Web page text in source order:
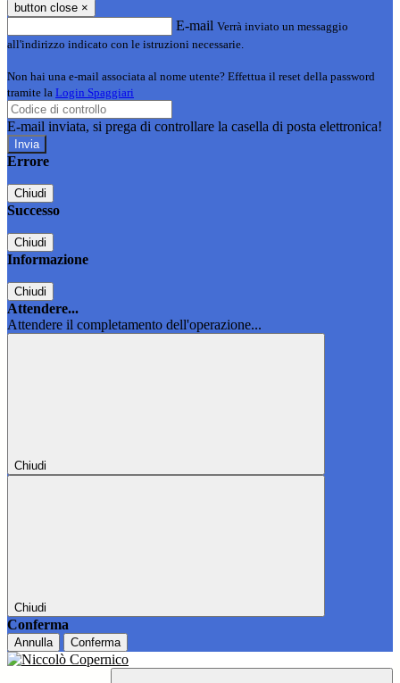
button close ×
E-mail Verrà inviato un messaggio
all'indirizzo indicato con le istruzioni necessarie.
Non hai una e-mail associata al nome utente? Effettua il reset della password
tramite la Login Spaggiari
E-mail inviata, si prega di controllare la casella di posta elettronica!
Errore
Chiudi
Successo
Chiudi
Informazione
Chiudi
Attendere...
Attendere il completamento dell'operazione...
Chiudi
Chiudi
Conferma
Annulla Conferma